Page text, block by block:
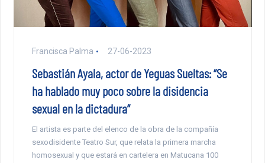
Francisca Palma 27-06-2023
Sebastián Ayala, actor de Yeguas Sueltas: “Se
ha hablado muy poco sobre la disidencia
sexual en la dictadura”
El artista es parte del elenco de la obra de la compañía
sexodisidente Teatro Sur, que relata la primera marcha
homosexual y que estará en cartelera en Matucana 100